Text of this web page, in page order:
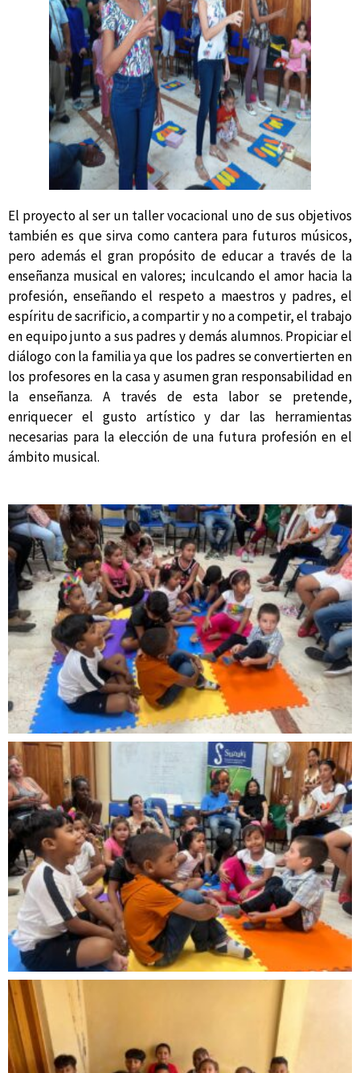
El proyecto al ser un taller vocacional uno de sus objetivos
también es que sirva como cantera para futuros músicos,
pero además el gran propósito de educar a través de la
enseñanza musical en valores; inculcando el amor hacia la
profesión, enseñando el respeto a maestros y padres, el
espíritu de sacrificio, a compartir y no a competir, el trabajo
en equipo junto a sus padres y demás alumnos. Propiciar el
diálogo con la familia ya que los padres se convertierten en
los profesores en la casa y asumen gran responsabilidad en
la enseñanza. A través de esta labor se pretende,
enriquecer el gusto artístico y dar las herramientas
necesarias para la elección de una futura profesión en el
ámbito musical.